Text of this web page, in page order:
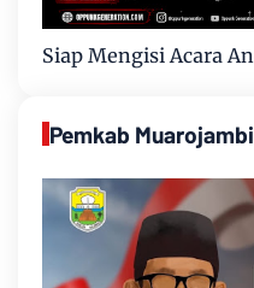
Siap Mengisi Acara
Pemkab Muarojambi